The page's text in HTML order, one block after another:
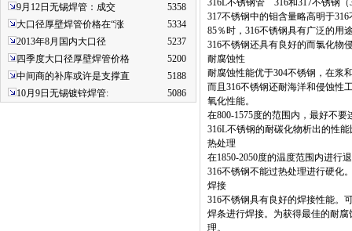
9月12日无锡焊管：成交
5358
大口径厚壁焊管价格在“涨
5334
2013年8月国内大口径
5237
四季度大口径厚壁焊管价格
5200
中间商的补库或许是支撑直
5188
10月9日无锡镀锌焊管:
5086
316L不锈钢管 316和317不锈钢
317不锈钢中的钼含量略高明于
85％时，316不锈钢具有广泛的用
316不锈钢还具有良好的而氯化物
耐腐蚀性
耐腐蚀性能优于304不锈钢，在浆
而且316不锈钢还耐海洋和侵蚀性
氧化性能。
在800-1575度的范围内，最好不
316L不锈钢的耐碳化物析出的性
热处理
在1850-2050度的温度范围内进行
316不锈钢不能过热处理进行硬化
焊接
316不锈钢具有良好的焊接性能。
焊条进行焊接。为获得最佳的耐
理。